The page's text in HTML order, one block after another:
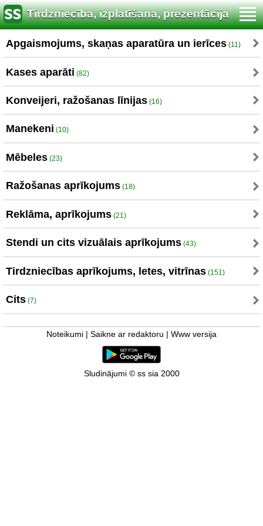
Tirdzniecība, izplatīšana, prezentācija
Apgaismojums, skaņas aparatūra un ierīces (11)
Kases aparāti (82)
Konveijeri, ražošanas līnijas (16)
Manekeni (10)
Mēbeles (23)
Ražošanas aprīkojums (18)
Reklāma, aprīkojums (21)
Stendi un cits vizuālais aprīkojums (43)
Tirdzniecības aprīkojums, letes, vitrīnas (151)
Cits (7)
Noteikumi Saikne ar redaktoru Www versija
Sludinājumi © ss sia 2000